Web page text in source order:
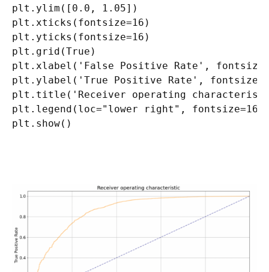
plt.ylim([0.0, 1.05])
plt.xticks(fontsize=16)
plt.yticks(fontsize=16)
plt.grid(True)
plt.xlabel('False Positive Rate',
plt.ylabel('True Positive Rate',
plt.title('Receiver operating
plt.legend(loc="lower right", fontsize=16)
plt.show()